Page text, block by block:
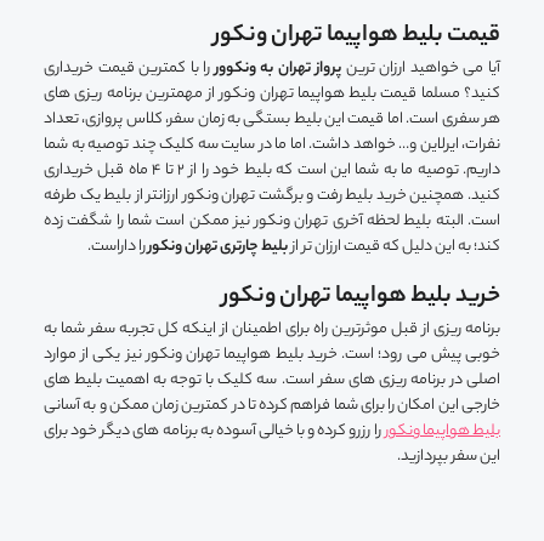
قیمت بلیط هواپیما تهران ونکور
آیا می خواهید ارزان ترینپرواز تهران به ونکووررا با کمترین قیمت خریداری
کنید؟ مسلما قیمت بلیط هواپیما تهران ونکور از مهمترین برنامه ریزی های
هر سفری است. اما قیمت این بلیط بستگی به زمان سفر، کلاس پروازی، تعداد
نفرات، ایرلاین و… خواهد داشت. اما ما در سایت سه کلیک چند توصیه به شما
داریم. توصیه ما به شما این است که بلیط خود را از 2 تا 4 ماه قبل خریداری
کنید. همچنین خرید بلیط رفت و برگشت تهران ونکور ارزانتر از بلیط یک طرفه
است. البته بلیط لحظه آخری تهران ونکور نیز ممکن است شما را شگفت زده
کند؛ به این دلیل که قیمت ارزان تر ازبلیط چارتری تهران ونکوررا داراست.
خرید بلیط هواپیما تهران ونکور
برنامه ریزی از قبل موثرترین راه برای اطمینان از اینکه کل تجربه سفر شما به
خوبی پیش می رود؛ است. خرید بلیط هواپیما تهران ونکور نیز یکی از موارد
اصلی در برنامه ریزی های سفر است. سه کلیک با توجه به اهمیت بلیط های
خارجی این امکان را برای شما فراهم کرده تا در کمترین زمان ممکن و به آسانی
بلیط هواپیما ونکوررا رزرو کرده و با خیالی آسوده به برنامه های دیگر خود برای
این سفر بپردازید.